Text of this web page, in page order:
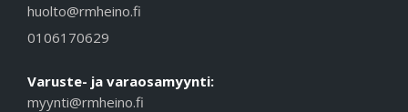
huolto@rmheino.fi
0106170629
Varuste- ja varaosamyynti:
myynti@rmheino.fi